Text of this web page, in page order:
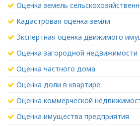
Оценка земель
Кадастровая оценка земли
Экспертная оценка движимого
Оценка загородной недвижимости
Оценка частного дома
Оценка доли в квартире
Оценка коммерческой
Оценка имущества предприятия